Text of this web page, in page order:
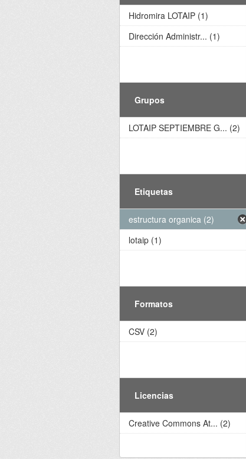
Hidromira LOTAIP (1)
Dirección Administr... (1)
Grupos
LOTAIP SEPTIEMBRE G... (2)
Etiquetas
estructura organica (2)
lotaip (1)
Formatos
CSV (2)
Licencias
Creative Commons At... (2)